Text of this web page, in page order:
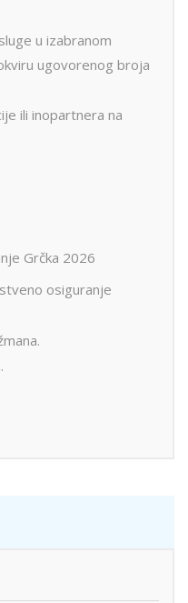
u izabranom
ugovorenog broja
ili inopartnera na
Grčka 2026
osiguranje